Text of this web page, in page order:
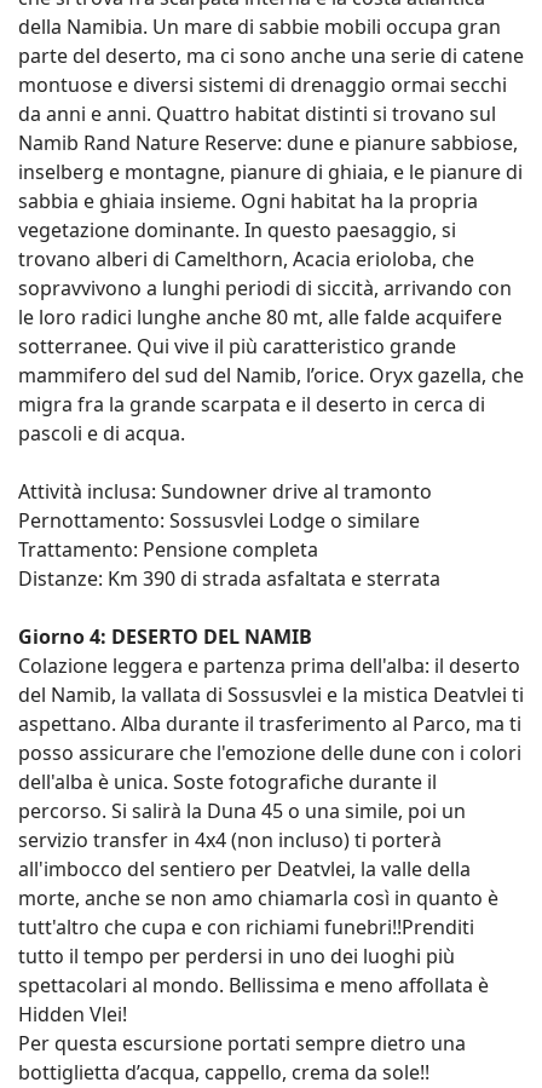
della Namibia. Un mare di sabbie mobili occupa gran
parte del deserto, ma ci sono anche una serie di catene
montuose e diversi sistemi di drenaggio ormai secchi
da anni e anni. Quattro habitat distinti si trovano sul
Namib Rand Nature Reserve: dune e pianure sabbiose,
inselberg e montagne, pianure di ghiaia, e le pianure di
sabbia e ghiaia insieme. Ogni habitat ha la propria
vegetazione dominante. In questo paesaggio, si
trovano alberi di Camelthorn, Acacia erioloba, che
sopravvivono a lunghi periodi di siccità, arrivando con
le loro radici lunghe anche 80 mt, alle falde acquifere
sotterranee. Qui vive il più caratteristico grande
mammifero del sud del Namib, l’orice. Oryx gazella, che
migra fra la grande scarpata e il deserto in cerca di
pascoli e di acqua.
Attività inclusa: Sundowner drive al tramonto
Pernottamento: Sossusvlei Lodge o similare
Trattamento: Pensione completa
Distanze: Km 390 di strada asfaltata e sterrata
Giorno 4: DESERTO DEL NAMIB
Colazione leggera e partenza prima dell'alba: il deserto
del Namib, la vallata di Sossusvlei e la mistica Deatvlei ti
aspettano. Alba durante il trasferimento al Parco, ma ti
posso assicurare che l'emozione delle dune con i colori
dell'alba è unica. Soste fotografiche durante il
percorso. Si salirà la Duna 45 o una simile, poi un
servizio transfer in 4x4 (non incluso) ti porterà
all'imbocco del sentiero per Deatvlei, la valle della
morte, anche se non amo chiamarla così in quanto è
tutt'altro che cupa e con richiami funebri!!Prenditi
tutto il tempo per perdersi in uno dei luoghi più
spettacolari al mondo. Bellissima e meno affollata è
Hidden Vlei!
Per questa escursione portati sempre dietro una
bottiglietta d’acqua, cappello, crema da sole!!